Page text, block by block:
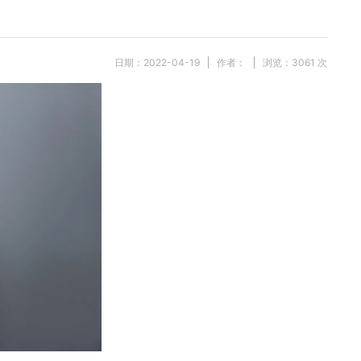
浏览： 3061 次
作者：
日期：2022-04-19